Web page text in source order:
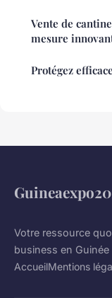
Vente de
mesure
Protégez
Votre ressource
business en Guinée
AccueilMentions